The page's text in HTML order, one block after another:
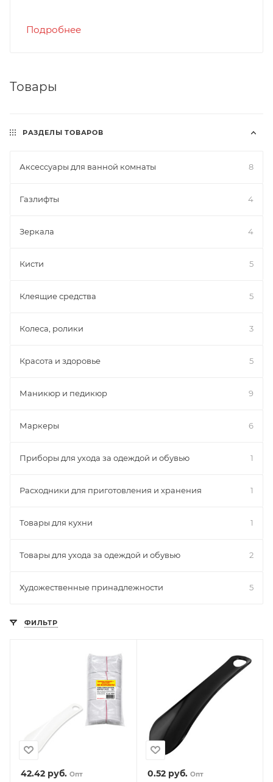
игрушки, которые будут радовать своих
Подробнее
Товары
РАЗДЕЛЫ ТОВАРОВ
Аксессуары для ванной комнаты 8
Газлифты 4
Зеркала 4
Кисти 5
Клеящие средства 5
Колеса, ролики 3
Красота и здоровье 5
Маникюр и педикюр 9
Маркеры 6
Приборы для ухода за одеждой и обувью 1
Расходники для приготовления и хранения 1
Товары для кухни 1
Товары для ухода за одеждой и обувью 2
Художественные принадлежности 5
ФИЛЬТР
42.42 руб. Опт 0.52руб. Опт